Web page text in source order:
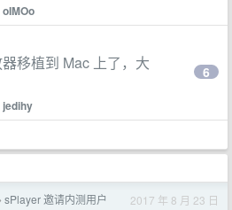
oIMOo
移植到 Mac 上了，大
jedihy
6
› sPlayer 邀请内测用户 2017 年 8 月 23 日